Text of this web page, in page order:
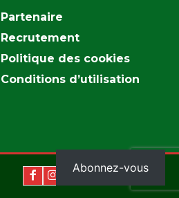
Partenaire
Recrutement
Politique des cookies
Conditions d’utilisation
Abonnez-vous